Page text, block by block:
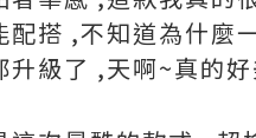
配搭 ,不知道為什麼
升級了 ,天啊~真的好